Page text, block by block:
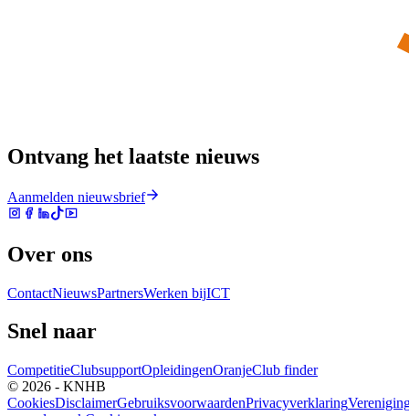
Ontvang het laatste nieuws
Aanmelden nieuwsbrief
Over ons
ContactNieuwsPartnersWerken bijICT
Snel naar
CompetitieClubsupportOpleidingenOranjeClub finder
© 2026 - KNHB
CookiesDisclaimerGebruiksvoorwaardenPrivacyverklaring